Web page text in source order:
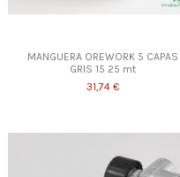
MANGUERA OREWORK 5 CAPAS
GRIS 15 25 mt
31,74 €